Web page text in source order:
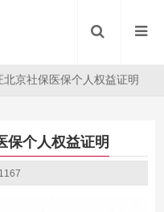
京社保医保个人权益证明
保个人权益证明
1167